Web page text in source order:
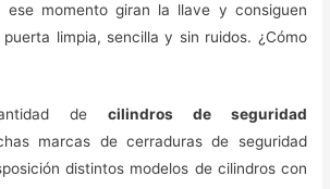
ese momento giran la llave y consiguen
limpia, sencilla y sin ruidos. ¿Cómo
de cilindros de seguridad
marcas de cerraduras de seguridad
distintos modelos de cilindros con